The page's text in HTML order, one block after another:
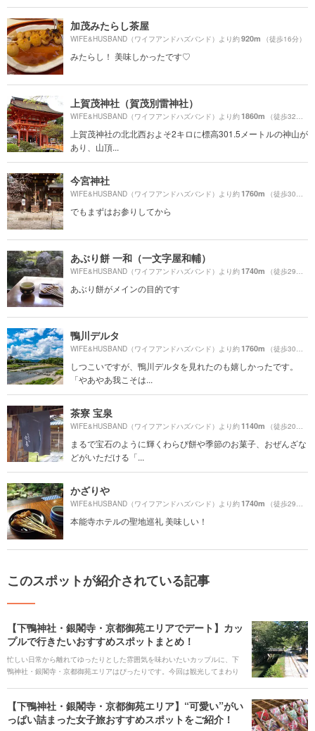
加茂みたらし茶屋
WIFE&HUSBAND（ワイフアンドハズバンド）より約920m （徒歩16分）
みたらし！ 美味しかったです♡
上賀茂神社（賀茂別雷神社）
WIFE&HUSBAND（ワイフアンドハズバンド）より約1860m （徒歩32分）
上賀茂神社の北北西およそ2キロに標高301.5メートルの神山が
あり、山頂...
今宮神社
WIFE&HUSBAND（ワイフアンドハズバンド）より約1760m （徒歩30分）
でもまずはお参りしてから
あぶり餅 一和（一文字屋和輔）
WIFE&HUSBAND（ワイフアンドハズバンド）より約1740m （徒歩29分）
あぶり餅がメインの目的です
鴨川デルタ
WIFE&HUSBAND（ワイフアンドハズバンド）より約1760m （徒歩30分）
しつこいですが、鴨川デルタを見れたのも嬉しかったです。
「やあやあ我こそは...
茶寮 宝泉
WIFE&HUSBAND（ワイフアンドハズバンド）より約1140m （徒歩20分）
まるで宝石のように輝くわらび餅や季節のお菓子、おぜんざな
どがいただける「...
かざりや
WIFE&HUSBAND（ワイフアンドハズバンド）より約1740m （徒歩29分）
本能寺ホテルの聖地巡礼 美味しい！
このスポットが紹介されている記事
【下鴨神社・銀閣寺・京都御苑エリアでデート】カッ
プルで行きたいおすすめスポットまとめ！
忙しい日常から離れてゆったりとした雰囲気を味わいたいカップルに、下
鴨神社・銀閣寺・京都御苑エリアはぴったりです。今回は観光してまわり
【下鴨神社・銀閣寺・京都御苑エリア】“可愛い”がい
っぱい詰まった女子旅おすすめスポットをご紹介！